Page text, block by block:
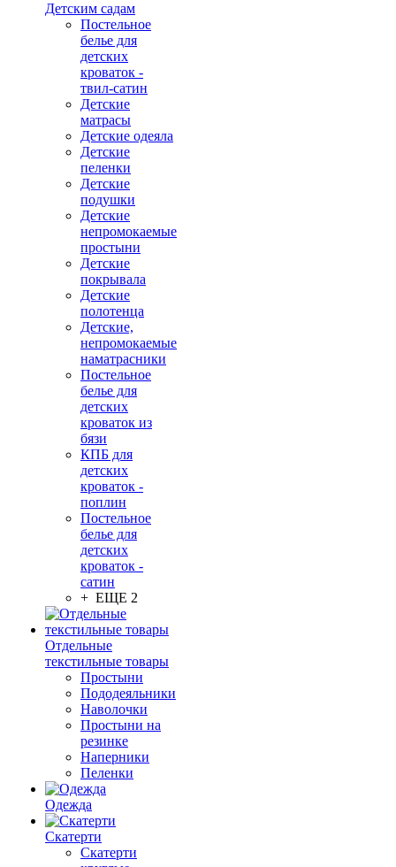
Детским садам
Постельное
белье для
детских
кроваток -
твил-сатин
Детские
матрасы
Детские одеяла
Детские
пеленки
Детские
подушки
Детские
непромокаемые
простыни
Детские
покрывала
Детские
полотенца
Детские,
непромокаемые
наматрасники
Постельное
белье для
детских
кроваток из
бязи
КПБ для
детских
кроваток -
поплин
Постельное
белье для
детских
кроваток -
сатин
+ ЕЩЕ 2
Отдельные
текстильные товары
Простыни
Пододеяльники
Наволочки
Простыни на
резинке
Наперники
Пеленки
Одежда
Скатерти
Скатерти